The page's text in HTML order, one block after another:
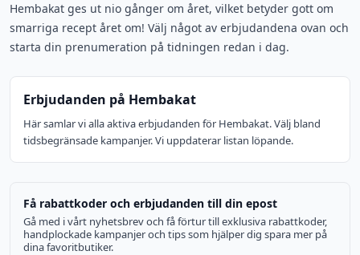
Hembakat ges ut nio gånger om året, vilket betyder gott om
smarriga recept året om! Välj något av erbjudandena ovan och
starta din prenumeration på tidningen redan i dag.
Erbjudanden på Hembakat
Här samlar vi alla aktiva erbjudanden för Hembakat. Välj bland
tidsbegränsade kampanjer. Vi uppdaterar listan löpande.
Få rabattkoder och erbjudanden till din epost
Gå med i vårt nyhetsbrev och få förtur till exklusiva rabattkoder,
handplockade kampanjer och tips som hjälper dig spara mer på
dina favoritbutiker.